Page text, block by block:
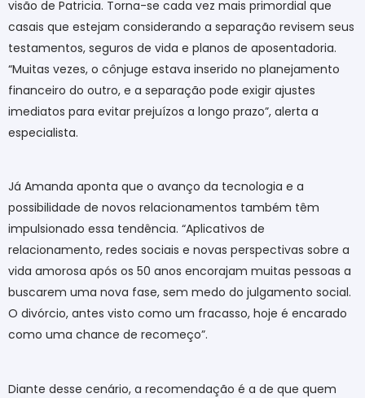
visão de Patricia. Torna-se cada vez mais primordial que
casais que estejam considerando a separação revisem seus
testamentos, seguros de vida e planos de aposentadoria.
“Muitas vezes, o cônjuge estava inserido no planejamento
financeiro do outro, e a separação pode exigir ajustes
imediatos para evitar prejuízos a longo prazo”, alerta a
especialista.
Já Amanda aponta que o avanço da tecnologia e a
possibilidade de novos relacionamentos também têm
impulsionado essa tendência. “Aplicativos de
relacionamento, redes sociais e novas perspectivas sobre a
vida amorosa após os 50 anos encorajam muitas pessoas a
buscarem uma nova fase, sem medo do julgamento social.
O divórcio, antes visto como um fracasso, hoje é encarado
como uma chance de recomeço”.
Diante desse cenário, a recomendação é a de que quem